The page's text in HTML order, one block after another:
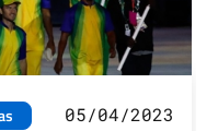
05/04/2023